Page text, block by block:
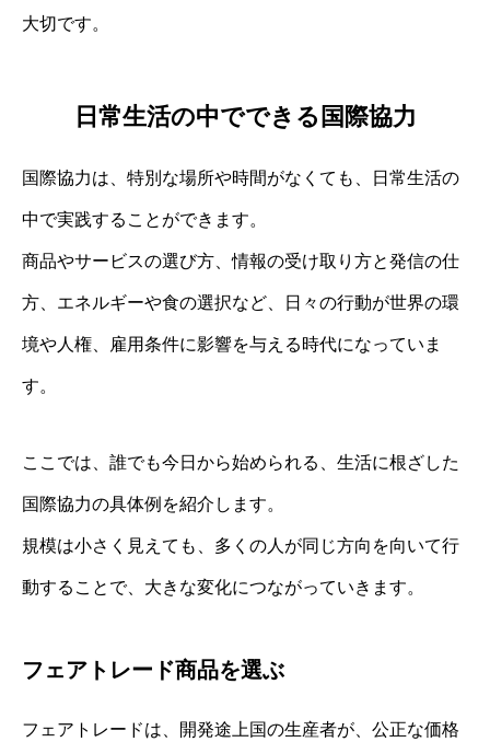
大切です。
日常生活の中でできる国際協力
国際協力は、特別な場所や時間がなくても、日常生活の
中で実践することができます。
商品やサービスの選び方、情報の受け取り方と発信の仕
方、エネルギーや食の選択など、日々の行動が世界の環
境や人権、雇用条件に影響を与える時代になっていま
す。
ここでは、誰でも今日から始められる、生活に根ざした
国際協力の具体例を紹介します。
規模は小さく見えても、多くの人が同じ方向を向いて行
動することで、大きな変化につながっていきます。
フェアトレード商品を選ぶ
フェアトレードは、開発途上国の生産者が、公正な価格